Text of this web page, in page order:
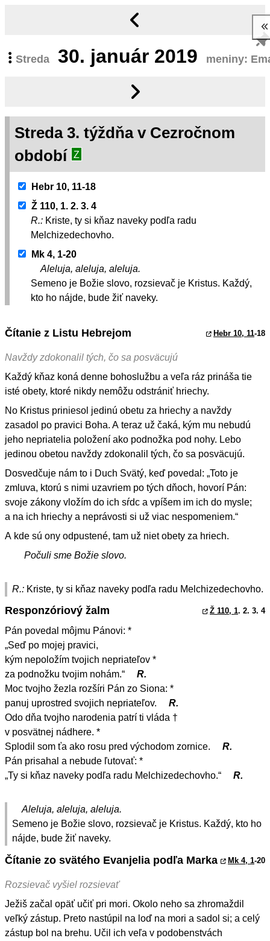
Streda 30. január 2019 meniny:
Streda 3. týždňa v Cezročnom
období
Z
Hebr 10, 11-18
Ž 110, 1. 2. 3. 4
R.: Kriste, ty si kňaz naveky podľa radu
Melchizedechovho.
Mk 4, 1-20
Aleluja, aleluja, aleluja.
Semeno je Božie slovo, rozsievač je Kristus. Každý,
kto ho nájde, bude žiť naveky.
Čítanie z Listu Hebrejom Hebr 10, 11-18
Navždy zdokonalil tých, čo sa posväcujú
Každý kňaz koná denne bohoslužbu a veľa ráz prináša tie
isté obety, ktoré nikdy nemôžu odstrániť hriechy.
No Kristus priniesol jedinú obetu za hriechy a navždy
zasadol po pravici Boha. A teraz už čaká, kým mu nebudú
jeho nepriatelia položení ako podnožka pod nohy. Lebo
jedinou obetou navždy zdokonalil tých, čo sa posväcujú.
Dosvedčuje nám to i Duch Svätý, keď povedal: „Toto je
zmluva, ktorú s nimi uzavriem po tých dňoch, hovorí Pán:
svoje zákony vložím do ich sŕdc a vpíšem im ich do mysle;
a na ich hriechy a neprávosti si už viac nespomeniem.“
A kde sú ony odpustené, tam už niet obety za hriech.
Počuli sme Božie slovo.
R.: Kriste, ty si kňaz naveky podľa radu Melchizedechovho.
Responzóriový žalm Ž 110, 1. 2. 3. 4
Pán povedal môjmu Pánovi: *
„Seď po mojej pravici,
kým nepoložím tvojich nepriateľov *
za podnožku tvojim nohám.“
R.
Moc tvojho žezla rozšíri Pán zo Siona: *
panuj uprostred svojich nepriateľov.
R.
Odo dňa tvojho narodenia patrí ti vláda †
v posvätnej nádhere. *
Splodil som ťa ako rosu pred východom zornice.
R.
Pán prisahal a nebude ľutovať: *
„Ty si kňaz naveky podľa radu Melchizedechovho.“
R.
Aleluja, aleluja, aleluja.
Semeno je Božie slovo, rozsievač je Kristus. Každý, kto ho
nájde, bude žiť naveky.
Čítanie zo svätého Evanjelia podľa Marka Mk 4, 1-20
Rozsievač vyšiel rozsievať
Ježiš začal opäť učiť pri mori. Okolo neho sa zhromaždil
veľký zástup. Preto nastúpil na loď na mori a sadol si; a celý
zástup bol na brehu. Učil ich veľa v podobenstvách